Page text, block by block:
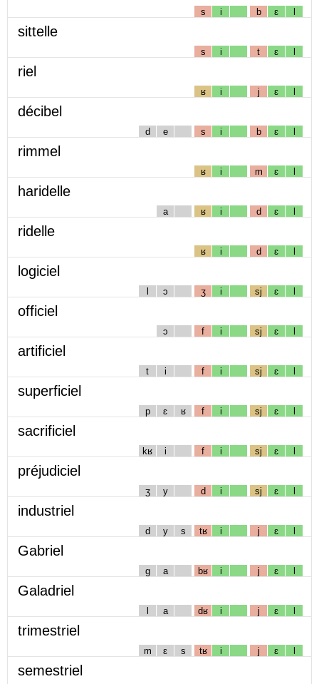
s i b ɛ l
sittelle
s i t ɛ l
riel
ʁ i j ɛ l
décibel
d e s i b ɛ l
rimmel
ʁ i m ɛ l
haridelle
a ʁ i d ɛ l
ridelle
ʁ i d ɛ l
logiciel
l ɔ ʒ i sj ɛ l
officiel
ɔ f i sj ɛ l
artificiel
t i f i sj ɛ l
superficiel
p ɛ ʁ f i sj ɛ l
sacrificiel
kʁ i f i sj ɛ l
préjudiciel
ʒ y d i sj ɛ l
industriel
d y s tʁ i j ɛ l
Gabriel
g a bʁ i j ɛ l
Galadriel
l a dʁ i j ɛ l
trimestriel
m ɛ s tʁ i j ɛ l
semestriel